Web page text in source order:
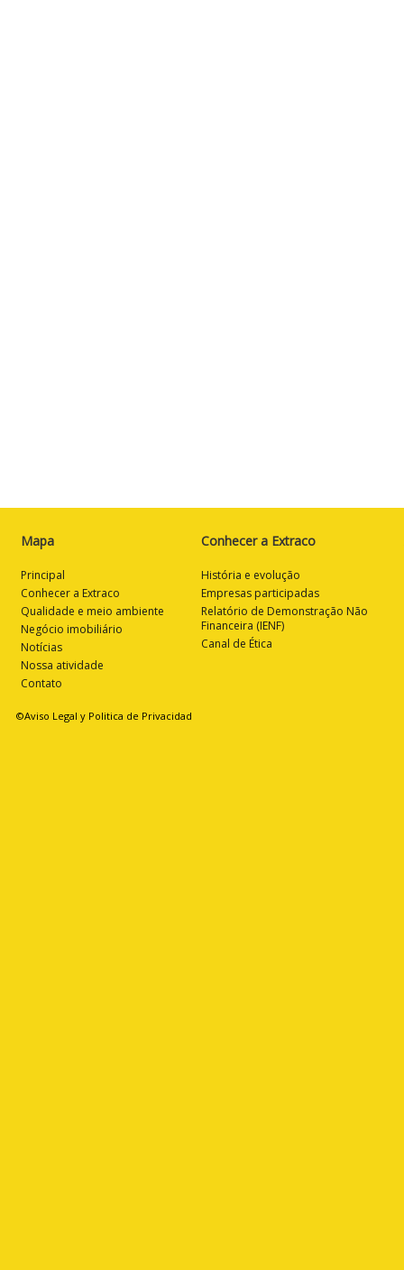
Mapa
Principal
Conhecer a Extraco
Qualidade e meio ambiente
Negócio imobiliário
Notícias
Nossa atividade
Contato
Conhecer a Extraco
História e evolução
Empresas participadas
Relatório de Demonstração Não
Financeira (IENF)
Canal de Ética
©Aviso Legal y Politica de Privacidad